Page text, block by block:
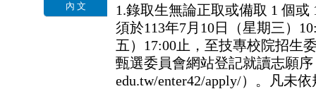
內 文
1.錄取生無論正取或備取 1 個
須於113年7月10日（星期三）
五）17:00止，至技專校院招生
甄選委員會網站登記就讀志願
edu.tw/enter42/apply/）。凡未